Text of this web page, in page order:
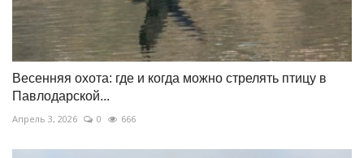
Весенняя охота: где и когда можно стрелять птицу в
Павлодарской...
Апрель 3, 2026 0 666